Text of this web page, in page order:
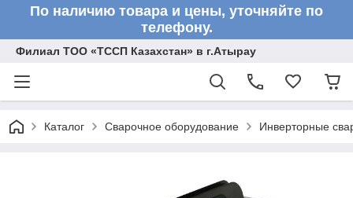
По наличию товара и цены, уточняйте по
телефону.
Филиал ТОО «ТССП Казахстан» в г.Атырау
Каталог Сварочное оборудование Инверторные